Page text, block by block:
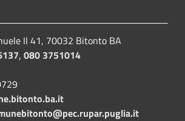
II 41, 70032 Bitonto BA
, 080 3751014